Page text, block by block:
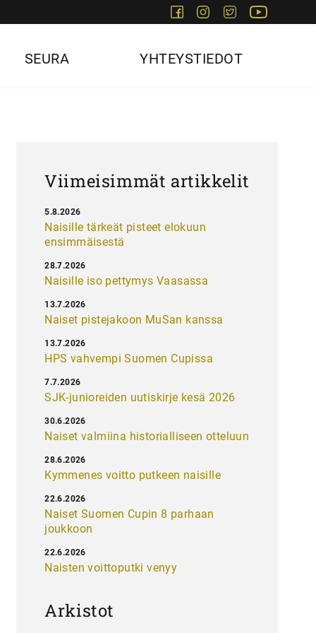
FacebookInstagram
Twitter
SEURA YHTEYSTIEDOT
Viimeisimmät artikkelit
Naisille tärkeät pisteet elokuun
ensimmäisestä
5.8.2026
Naisille iso pettymys Vaasassa
28.7.2026
Naiset pistejakoon MuSan kanssa
13.7.2026
HPS vahvempi Suomen Cupissa
13.7.2026
SJK-junioreiden uutiskirje kesä 2026
7.7.2026
Naiset valmiina historialliseen otteluun
30.6.2026
Kymmenes voitto putkeen naisille
28.6.2026
Naiset Suomen Cupin 8 parhaan
joukkoon
22.6.2026
Naisten voittoputki venyy
22.6.2026
Arkistot